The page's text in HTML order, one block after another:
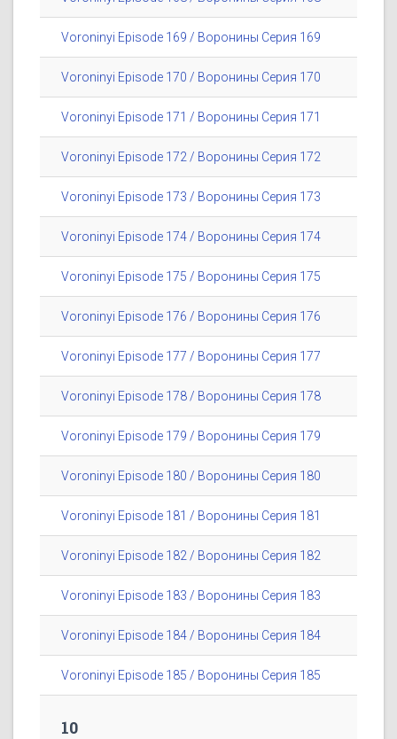
Voroninyi Episode 169 / Воронины Серия 169
Voroninyi Episode 170 / Воронины Серия 170
Voroninyi Episode 171 / Воронины Серия 171
Voroninyi Episode 172 / Воронины Серия 172
Voroninyi Episode 173 / Воронины Серия 173
Voroninyi Episode 174 / Воронины Серия 174
Voroninyi Episode 175 / Воронины Серия 175
Voroninyi Episode 176 / Воронины Серия 176
Voroninyi Episode 177 / Воронины Серия 177
Voroninyi Episode 178 / Воронины Серия 178
Voroninyi Episode 179 / Воронины Серия 179
Voroninyi Episode 180 / Воронины Серия 180
Voroninyi Episode 181 / Воронины Серия 181
Voroninyi Episode 182 / Воронины Серия 182
Voroninyi Episode 183 / Воронины Серия 183
Voroninyi Episode 184 / Воронины Серия 184
Voroninyi Episode 185 / Воронины Серия 185
10